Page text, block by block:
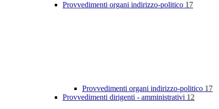
Provvedimenti organi indirizzo-politico 17
Provvedimenti organi indirizzo-politico 17
Provvedimenti dirigenti - amministrativi 12